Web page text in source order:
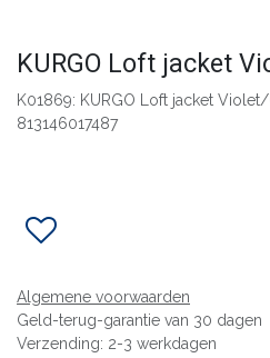
KURGO Loft jacket
K01869: KURGO Loft jacket
813146017487
Algemene voorwaarden
Geld-terug-garantie van 30 dagen
Verzending: 2-3 werkdagen